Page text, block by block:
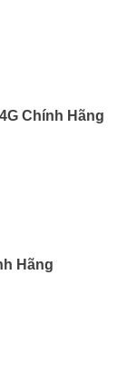
Chính Hãng
Hãng